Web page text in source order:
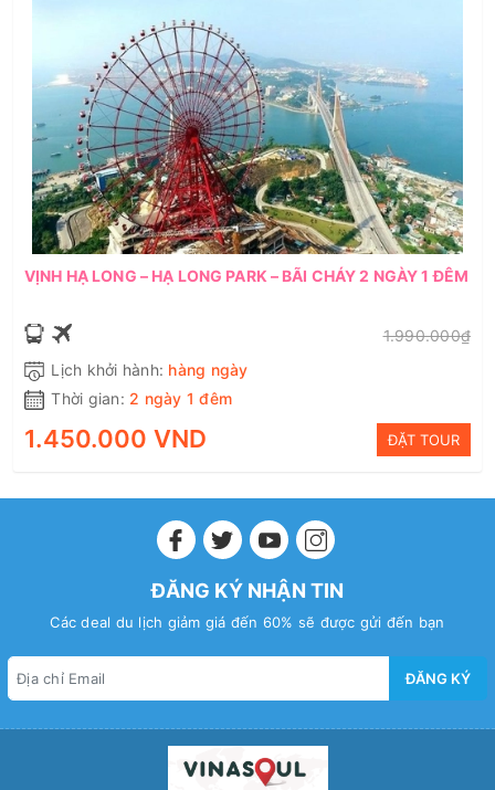
VỊNH HẠ LONG – HẠ LONG PARK – BÃI CHÁY 2 NGÀY 1 ĐÊM
1.990.000₫
Lịch khởi hành: hàng ngày
Thời gian: 2 ngày 1 đêm
1.450.000 VND ĐẶT TOUR
ĐĂNG KÝ NHẬN TIN
Các deal du lịch giảm giá đến 60% sẽ được gửi đến bạn
ĐĂNG KÝ